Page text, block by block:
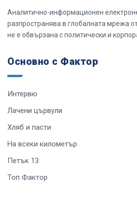
Аналитично-информационен
разпространява в глобалната мрежа
не е обвързана с политически и
Основно с Фактор
Интервю
Лачени цървули
Хляб и пасти
На всеки километър
Петък 13
Топ Фактор